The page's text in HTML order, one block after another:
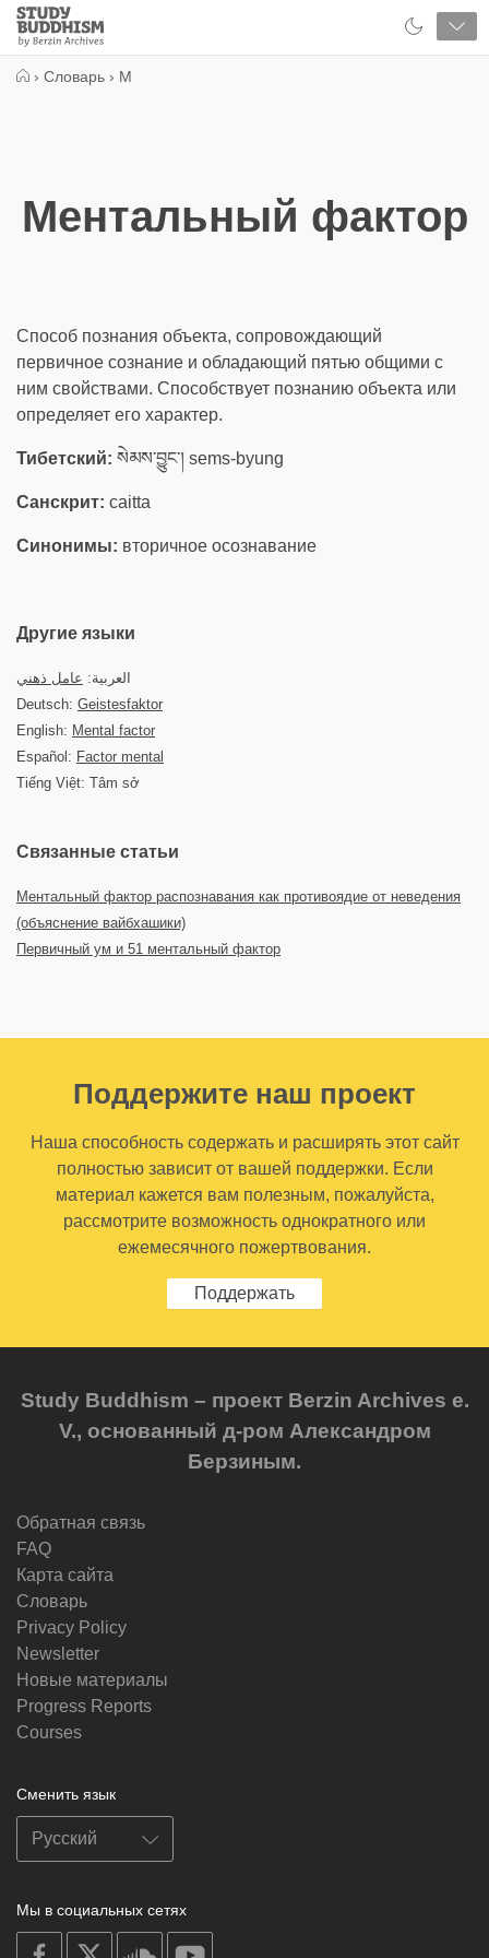
Close
Study
Buddhism
› Словарь › М
Ментальный фактор
Способ познания объекта, сопровождающий
первичное сознание и обладающий пятью общими с
ним свойствами. Способствует познанию объекта или
определяет его характер.
Тибетский: སེམས་བྱུང་། sems-byung
Санскрит: caitta
Синонимы: вторичное осознавание
Другие языки
العربية: عامل ذهني
Deutsch: Geistesfaktor
English: Mental factor
Español: Factor mental
Tiếng Việt: Tâm sở
Связанные статьи
Ментальный фактор распознавания как противоядие от неведения
(объяснение вайбхашики)
Первичный ум и 51 ментальный фактор
Поддержите наш проект
Наша способность содержать и расширять этот сайт
полностью зависит от вашей поддержки. Если
материал кажется вам полезным, пожалуйста,
рассмотрите возможность однократного или
ежемесячного пожертвования.
Поддержать
Study Buddhism – проект Berzin Archives e.
V., основанный д-ром Александром
Берзиным.
Обратная связь
FAQ
Карта сайта
Словарь
Privacy Policy
Newsletter
Новые материалы
Progress Reports
Courses
Сменить язык
Мы в социальных сетях
on